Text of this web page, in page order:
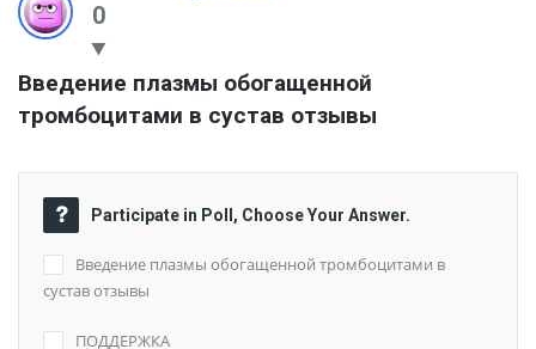
0
Введение плазмы обогащенной
тромбоцитами в сустав отзывы
Participate in Poll, Choose Your Answer.
Введение плазмы обогащенной тромбоцитами в
сустав отзывы
ПОДДЕРЖКА